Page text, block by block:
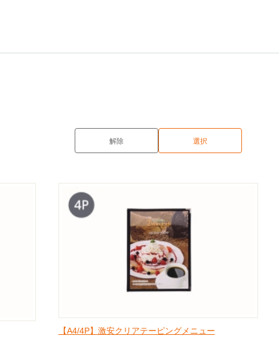
【A4/4P】激安クリアテーピングメニュー